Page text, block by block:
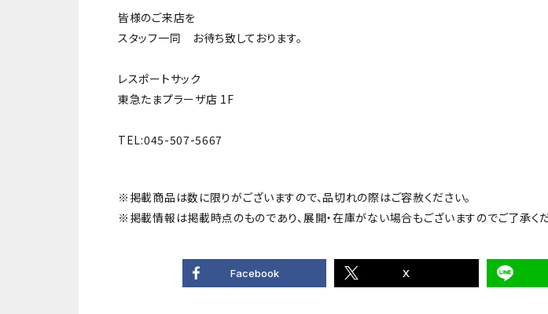
皆様のご来店を
スタッフ一同 お待ち致しております。
レスポートサック
東急たまプラーザ店 1F
TEL:045-507-5667
※掲載商品は数に限りがございますので、品切れの際はご容赦ください。
※掲載情報は掲載時点のものであり、展開・在庫がない場合もございますのでご了承くだ
Facebook X